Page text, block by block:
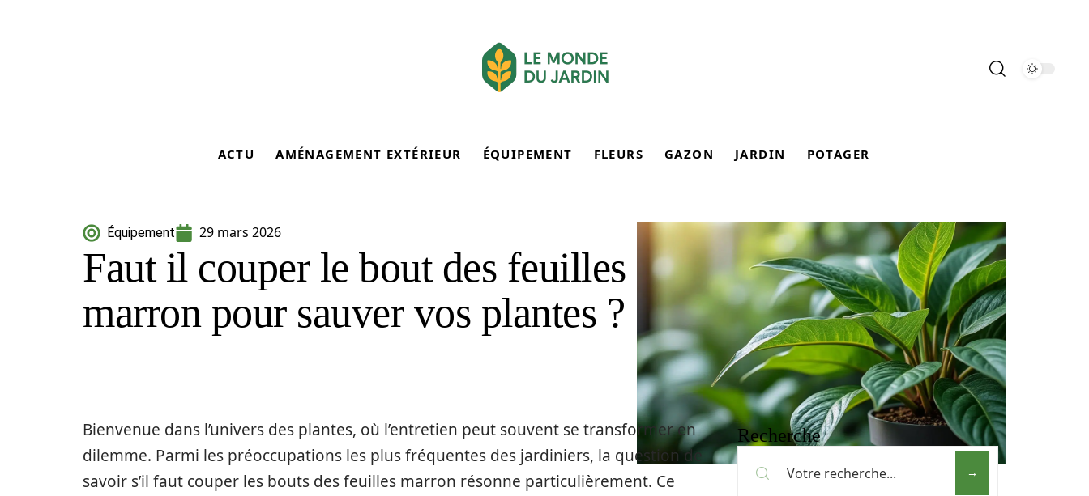
ACTU AMÉNAGEMENT EXTÉRIEUR ÉQUIPEMENT FLEURS GAZON JARDIN POTAGER
Équipement 29 mars 2026
Faut il couper le bout des feuilles
marron pour sauver vos plantes ?
Bienvenue dans l’univers des plantes, où l’entretien peut souvent se transformer en
dilemme. Parmi les préoccupations les plus fréquentes des jardiniers, la question de
savoir s’il faut couper les bouts des feuilles marron résonne particulièrement. Ce
Recherche